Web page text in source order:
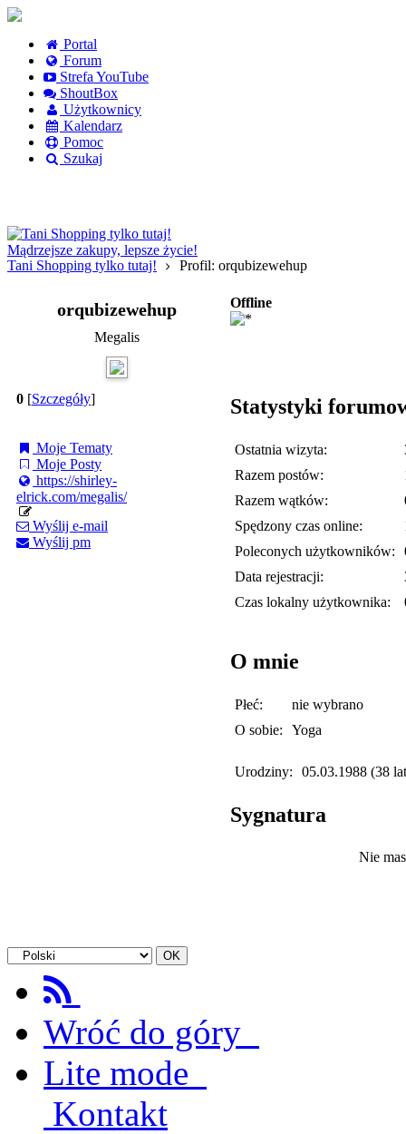
Portal
Forum
Strefa YouTube
ShoutBox
Użytkownicy
Kalendarz
Pomoc
Szukaj
Mądrzejsze zakupy, lepsze życie!
Tani Shopping tylko tutaj!
Profil: orqubizewehup
orqubizewehup
Megalis
0 [Szczegóły]
Moje Tematy
Moje Posty
https://shirley-
elrick.com/megalis/
Wyślij e-mail
Wyślij pm
Offline
Statystyki
Ostatnia wizyta:
Razem postów:
Razem wątków:
Spędzony czas online:
Poleconych użytkowników:
Data rejestracji:
Czas lokalny użytkownika:
O mnie
Płeć:
nie wybrano
O sobie:
Yoga
Urodziny: 05.03.1988 (38
Sygnatura
Nie
Wróć do góry
Lite mode
Kontakt